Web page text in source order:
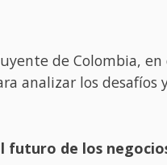
de Colombia, en
analizar los desafíos
futuro de los